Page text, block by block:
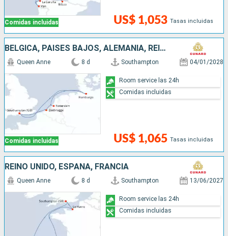
Comidas incluidas US$ 1,053 Tasas incluidas
BÉLGICA, PAISES BAJOS, ALEMANIA, REINO UNIDO
Comidas incluidas
Queen Anne 8 d Southampton 04/01/2028
US$ 1,065 Tasas incluidas
Room service las 24h
Comidas incluidas
REINO UNIDO, ESPAÑA, FRANCIA
Queen Anne 8 d Southampton 13/06/2027
Room service las 24h
Comidas incluidas